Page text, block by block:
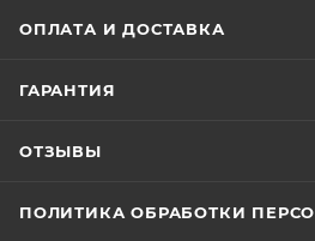
ОПЛАТА И ДОСТАВКА
ГАРАНТИЯ
ОТЗЫВЫ
ПОЛИТИКА ОБРАБОТКИ